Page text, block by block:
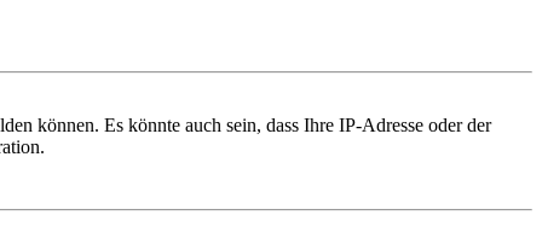
können. Es könnte auch sein, dass Ihre IP-Adresse oder der